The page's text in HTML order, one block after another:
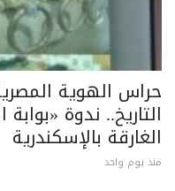
التاريخ.. ندوة
الغارقة بالإسكندرية
منذ يوم واحد